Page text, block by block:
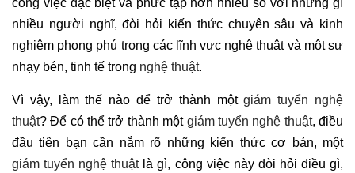
công việc đặc biệt và phức tạp hơn nhiều so với những gì
nhiều người nghĩ, đòi hỏi kiến ​​thức chuyên sâu và kinh
nghiệm phong phú trong các lĩnh vực nghệ thuật và một sự
nhạy bén, tinh tế trong nghệ thuật.
Vì vậy, làm thế nào để trở thành mộtgiám tuyển nghệ
thuật? Để có thể trở thành một giám tuyển nghệ thuật, điều
đầu tiên bạn cần nắm rõ những kiến ​​thức cơ bản, một
giám tuyển nghệ thuậtlà gì, công việc này đòi hỏi điều gì,